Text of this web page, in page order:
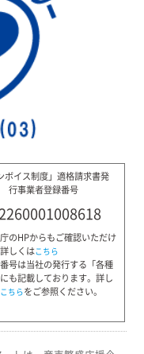
ボイス制度」適格請求書発
行事業者登録番号
のHPからもご確認いただけ
しくはこちら
号は当社の発行する「各種
も記載しております。詳し
こちらをご参照ください。